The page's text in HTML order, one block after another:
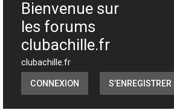
Bienvenue sur
les forums
clubachille.fr
clubachille.fr
CONNEXION S’ENREGISTRER